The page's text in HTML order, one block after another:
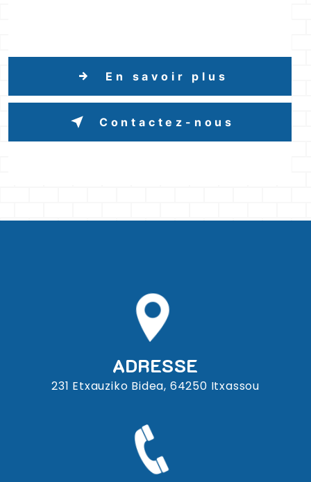
En savoir plus
Contactez-nous
ADRESSE
231 Etxauziko Bidea, 64250 Itxassou